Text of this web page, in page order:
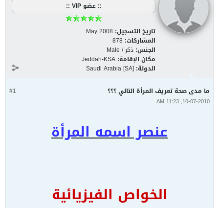
:: عضو VIP ::
تاريخ التسجيل: May 2008
المشاركات: 878
الجنس: ذكر / Male
مكان الإقامة: Jeddah-KSA
الدولة: Saudi Arabia [SA]
#1 ما مدى صحة تعريف المرأة التالي ؟؟؟
10-07-2010, 11:23 AM
عنصر اسمه المرأة
الخواص الفيزيائية